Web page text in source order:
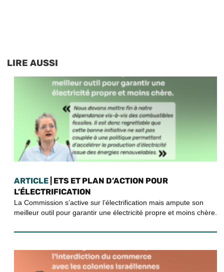
LIRE AUSSI
ARTICLE | ETS ET PLAN D’ACTION POUR
L’ÉLECTRIFICATION
La Commission s’active sur l’électrification mais ampute son
meilleur outil pour garantir une électricité propre et moins chère.